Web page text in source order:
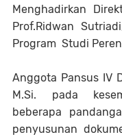
Menghadirkan
Prof.Ridwan
Program Studi
Anggota Pansus IV
M.Si. pada
beberapa
penyusunan